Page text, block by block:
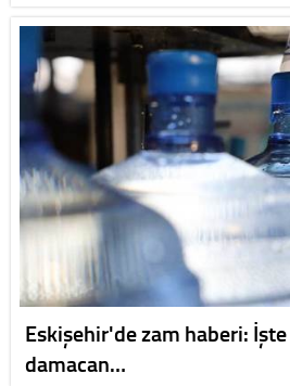
Eskişehir'de zam haberi:
damacan…